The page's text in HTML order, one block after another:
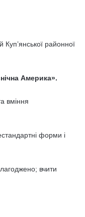
Куп’янської районної
Америка».
вміння
форми і
вчити